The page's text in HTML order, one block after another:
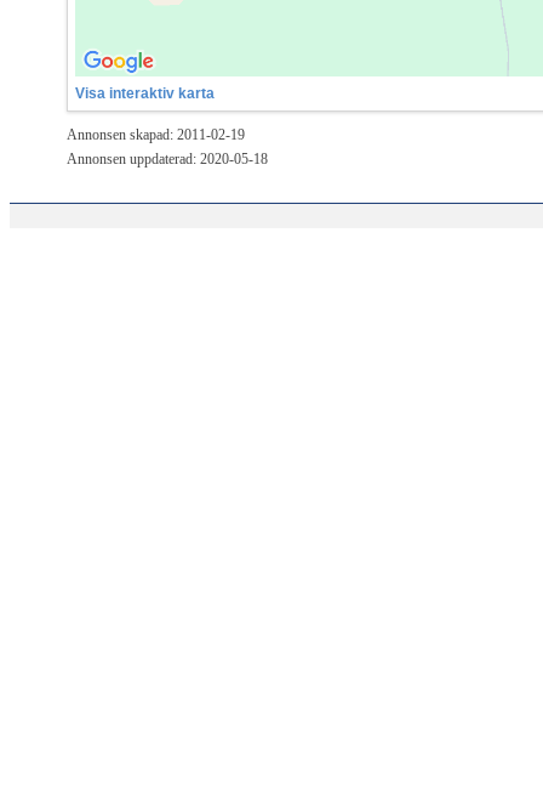
Visa interaktiv karta
Annonsen skapad: 2011-02-19
Annonsen uppdaterad: 2020-05-18